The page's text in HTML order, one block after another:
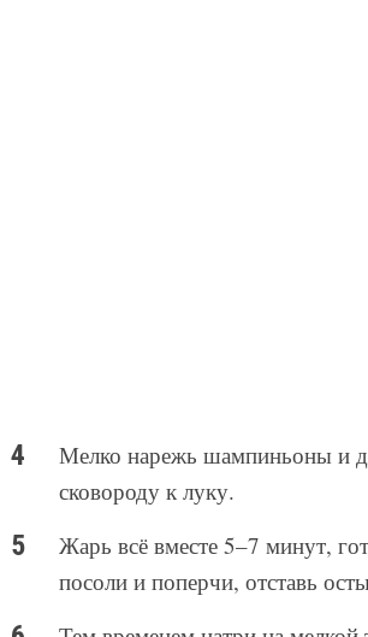
Мелко нарежь шампиньоны и
сковороду к луку.
Жарь всё вместе 5–7 минут,
посоли и поперчи, отставь